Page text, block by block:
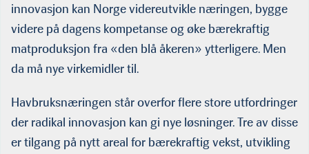
innovasjon kan Norge videreutvikle næringen, bygge
videre på dagens kompetanse og øke bærekraftig
matproduksjon fra «den blå åkeren» ytterligere. Men
da må nye virkemidler til.
Havbruksnæringen står overfor flere store utfordringer
der radikal innovasjon kan gi nye løsninger. Tre av disse
er tilgang på nytt areal for bærekraftig vekst, utvikling